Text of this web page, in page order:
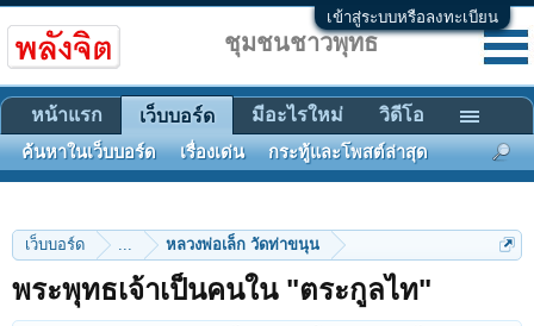
เข้าสู่ระบบหรือลงทะเบียน
เว็บบอร์ด ... หลวงพ่อเล็ก วัดท่าขนุน
พระพุทธเจ้าเป็นคนใน "ตระกูลไท"
ชุมชนชาวพุทธ
หน้าแรก เว็บบอร์ด
ค้นหาในเว็บบอร์ด เรื่องเด่น กระทู้และโพสต์ล่าสุด
มีอะไรใหม่ วิดีโอ